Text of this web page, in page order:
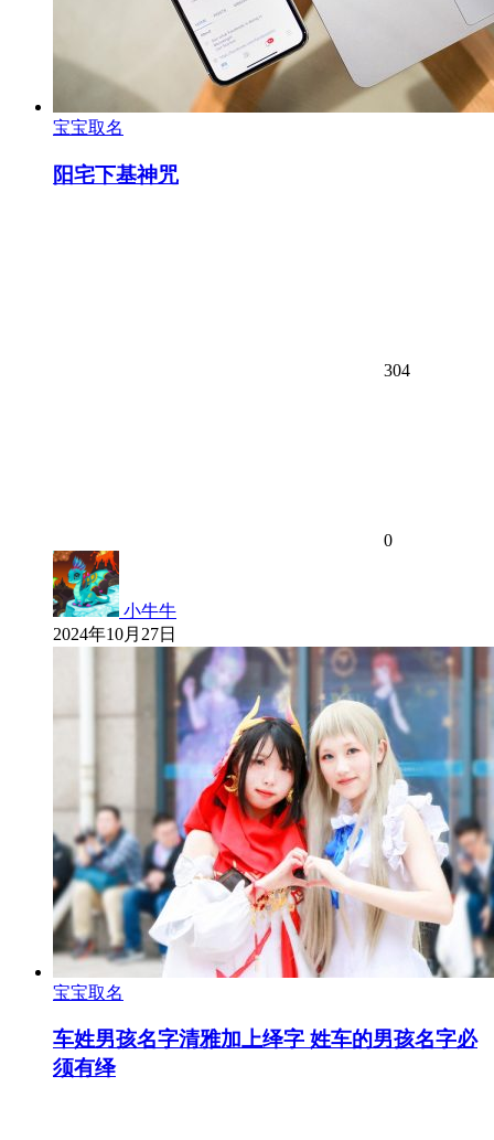
宝宝取名
阳宅下基神咒
304
0
小牛牛
2024年10月27日
宝宝取名
车姓男孩名字清雅加上绎字 姓车的男孩名字必
须有绎